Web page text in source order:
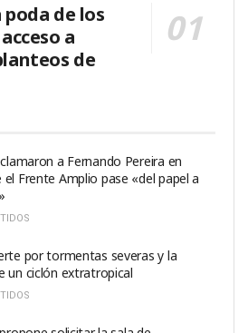
de los
a
de
a Fernando Pereira en
el Frente Amplio pase «del papel a
por tormentas severas y la
un ciclón extratropical